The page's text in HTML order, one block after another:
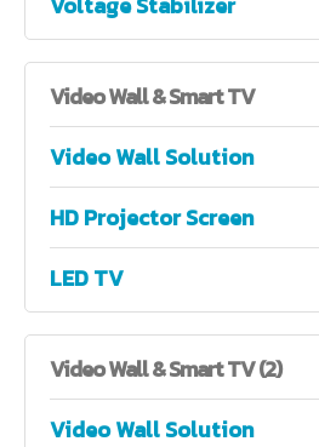
VideoWall & Smart TV
Video Wall Solution
HD Projector Screen
LED TV
VideoWall & Smart TV (2)
Video Wall Solution